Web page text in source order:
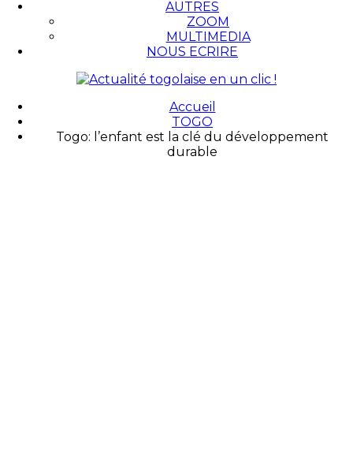
AUTRES
ZOOM
MULTIMEDIA
NOUS ECRIRE
Accueil
TOGO
Togo: l’enfant est la clé du développement
durable